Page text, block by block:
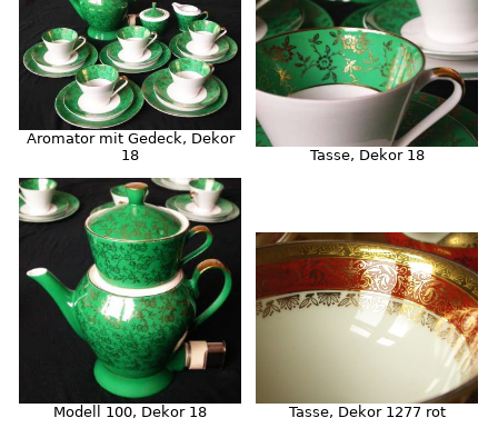
Aromator mit Gedeck, Dekor
18
Tasse, Dekor 18
Modell 100, Dekor 18 Tasse, Dekor 1277 rot